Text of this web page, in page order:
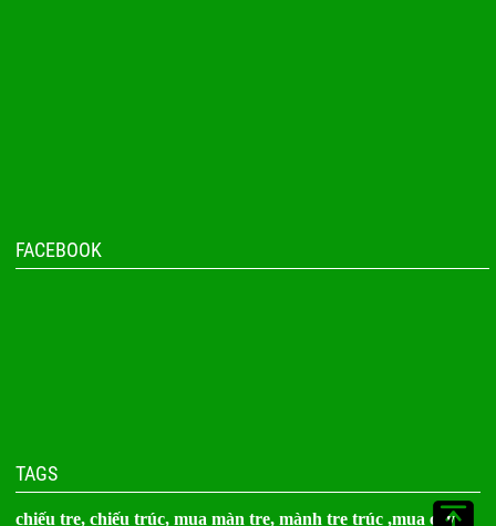
FACEBOOK
TAGS
chiếu tre,chiếu trúc, mua màn tre,mành tre trúc ,mua cây